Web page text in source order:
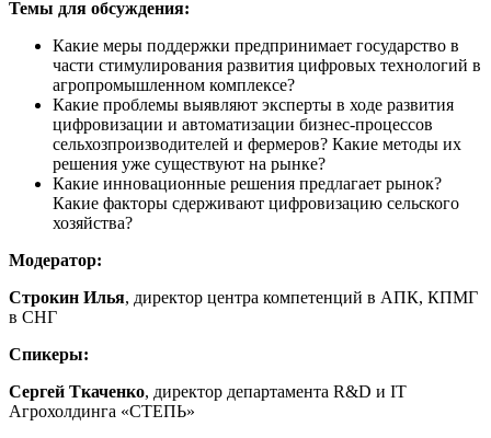
Темы для обсуждения:
Какие меры поддержки предпринимает государство в
части стимулирования развития цифровых технологий в
агропромышленном комплексе?
Какие проблемы выявляют эксперты в ходе развития
цифровизации и автоматизации бизнес-процессов
сельхозпроизводителей и фермеров? Какие методы их
решения уже существуют на рынке?
Какие инновационные решения предлагает рынок?
Какие факторы сдерживают цифровизацию сельского
хозяйства?
Модератор:
Строкин Илья, директор центра компетенций в АПК, КПМГ
в СНГ
Спикеры:
Сергей Ткаченко, директор департамента R&D и IT
Агрохолдинга «СТЕПЬ»